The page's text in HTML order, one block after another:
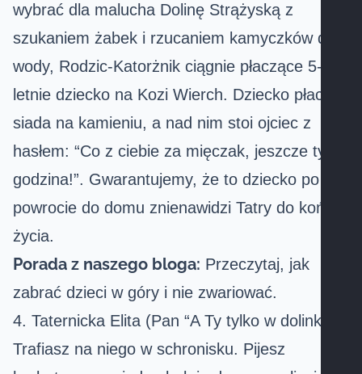
wybrać dla malucha Dolinę Strążyską z
szukaniem żabek i rzucaniem kamyczków do
wody, Rodzic-Katorżnik ciągnie płaczące 5-
letnie dziecko na Kozi Wierch. Dziecko płacze,
siada na kamieniu, a nad nim stoi ojciec z
hasłem: “Co z ciebie za mięczak, jeszcze tylko
godzina!”. Gwarantujemy, że to dziecko po
powrocie do domu znienawidzi Tatry do końca
życia.
Porada z naszego bloga: Przeczytaj, jak
zabrać dzieci w góry i nie zwariować.
4. Taternicka Elita (Pan “A Ty tylko w dolinki?”)
Trafiasz na niego w schronisku. Pijesz